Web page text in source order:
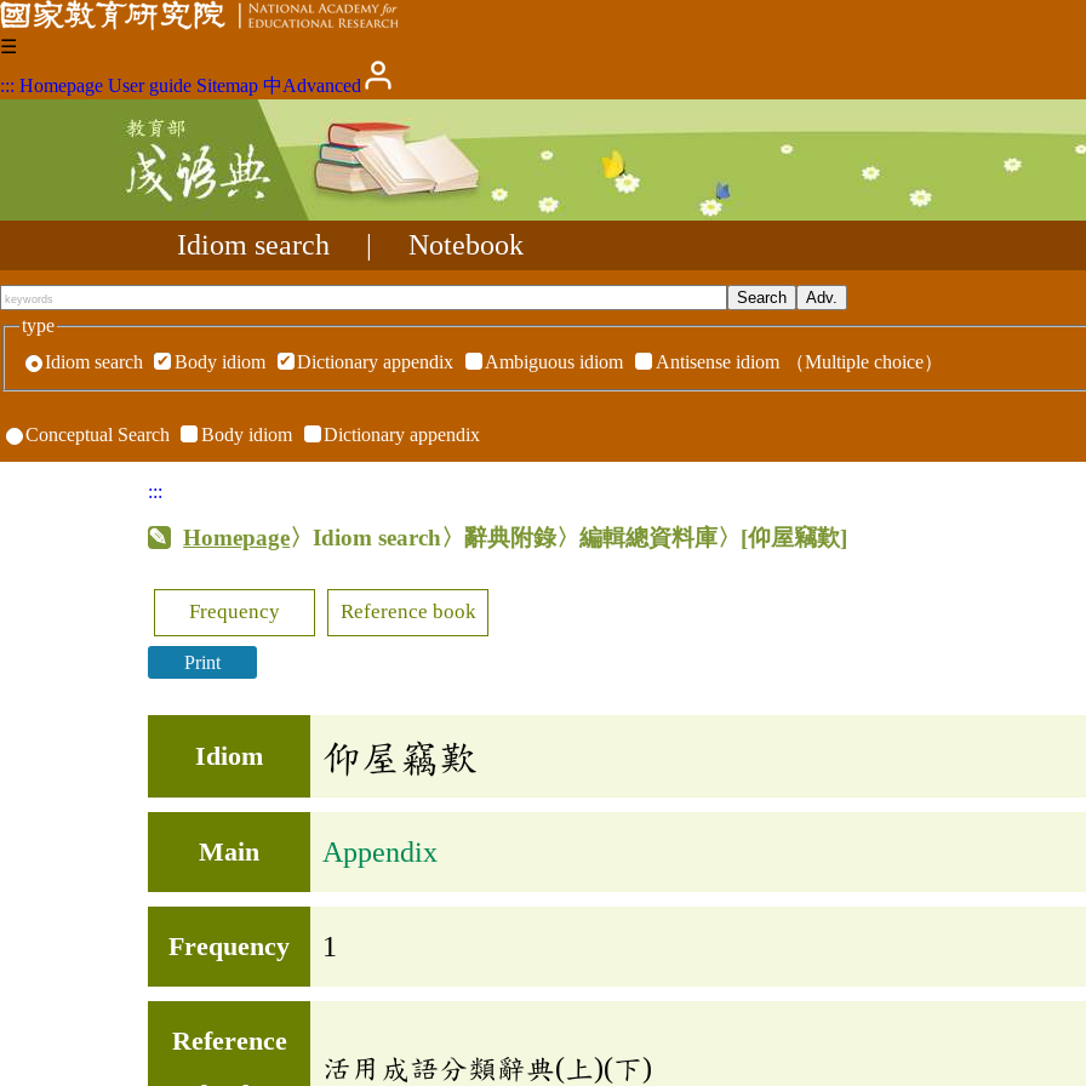
☰
::: Homepage User guide Sitemap 中Advanced
Idiom search Notebook
type
Idiom search
Body idiom Dictionary appendix Ambiguous idiom Antisense idiom （Multiple choice）
Conceptual Search Body idiom Dictionary appendix
:::
Homepage〉Idiom search〉辭典附錄〉編輯總資料庫〉 [仰屋竊歎]
Frequency Reference book
Print
Idiom 仰屋竊歎
Main Appendix
Frequency 1
Reference
活用成語分類辭典(上)(下)